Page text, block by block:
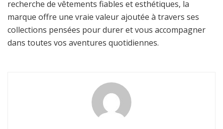
recherche de vêtements fiables et esthétiques, la
marque offre une vraie valeur ajoutée à travers ses
collections pensées pour durer et vous accompagner
dans toutes vos aventures quotidiennes.